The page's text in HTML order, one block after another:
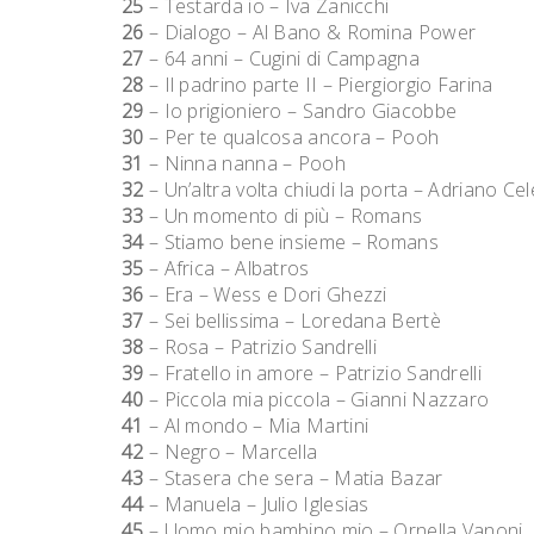
25 – Testarda io – Iva Zanicchi
26 – Dialogo – Al Bano & Romina Power
27 – 64 anni – Cugini di Campagna
28 – Il padrino parte II – Piergiorgio Farina
29 – Io prigioniero – Sandro Giacobbe
30 – Per te qualcosa ancora – Pooh
31 – Ninna nanna – Pooh
32 – Un’altra volta chiudi la porta – Adriano
33 – Un momento di più – Romans
34– Stiamo bene insieme – Romans
35 – Africa – Albatros
36 – Era – Wess e Dori Ghezzi
37 – Sei bellissima – Loredana Bertè
38 – Rosa – Patrizio Sandrelli
39 – Fratello in amore – Patrizio Sandrelli
40 – Piccola mia piccola – Gianni Nazzaro
41 – Al mondo – Mia Martini
42 – Negro – Marcella
43 – Stasera che sera – Matia Bazar
44– Manuela – Julio Iglesias